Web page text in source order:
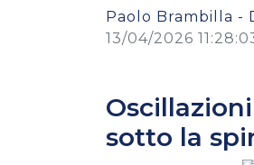
Paolo Brambilla -
13/04/2026
sotto la